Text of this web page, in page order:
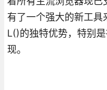
有了一个强大的新工
L()的独特优势，特别
现。